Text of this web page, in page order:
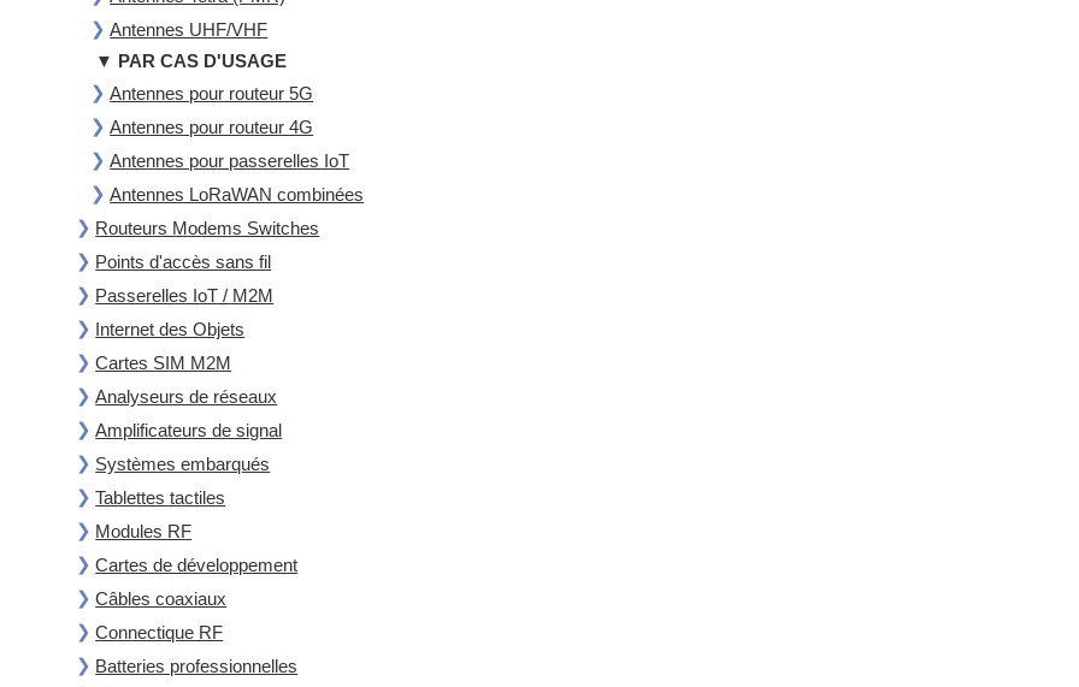
Antennes UHF/VHF
▼ PAR CAS D'USAGE
Antennes pour routeur 5G
Antennes pour routeur 4G
Antennes pour passerelles IoT
Antennes LoRaWAN combinées
Routeurs Modems Switches
Points d'accès sans fil
Passerelles IoT / M2M
Internet des Objets
Cartes SIM M2M
Analyseurs de réseaux
Amplificateurs de signal
Systèmes embarqués
Tablettes tactiles
Modules RF
Cartes de développement
Câbles coaxiaux
Connectique RF
Batteries professionnelles